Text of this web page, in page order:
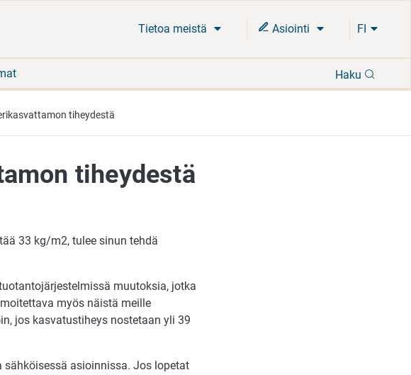
Tietoa meistä Asiointi FI
Haku
tiheydestä
tiheydestä
33 kg/m2, tulee sinun tehdä
muutoksia, jotka
myös näistä meille
jos kasvatustiheys nostetaan yli 39
asioinnissa. Jos lopetat